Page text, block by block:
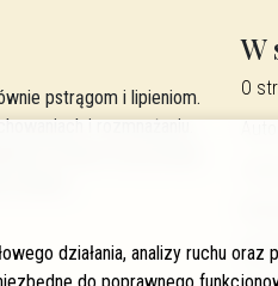
pstrągom i lipieniom.
i rozmnażaniu.
W
O
działania, analizy ruchu